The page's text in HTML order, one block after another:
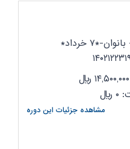
مربیگری کراس فیت - بانوان-*۷ خرداد*
۱۴۵۴۲۲
ریال
۰
ریال
مشاهده جزئیات این دوره